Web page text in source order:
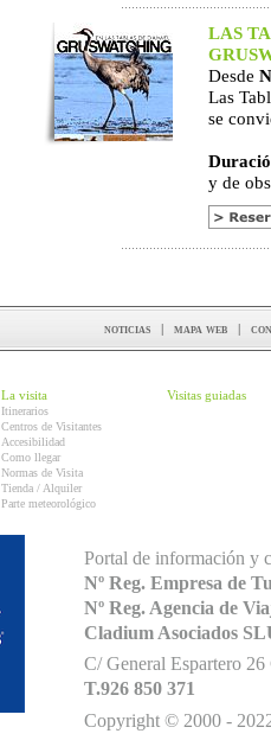
LAS
Desde
Las
se
y de
noticias | mapa web |
La visita
Itinerarios
Centros de Visitantes
Accesibilidad
Como llegar
Normas de Visita
Tienda / Alquiler
Parte meteorológico
Visitas guiadas
Portal de información y
Nº Reg. Empresa de
Nº Reg. Agencia de
Cladium Asociados
C/ General Espartero
T.926 850 371
Copyright © 2000 -